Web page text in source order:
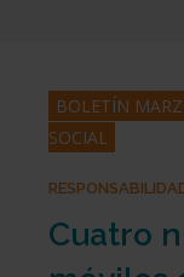
BOLETÍN
SOCIAL
Cuatro